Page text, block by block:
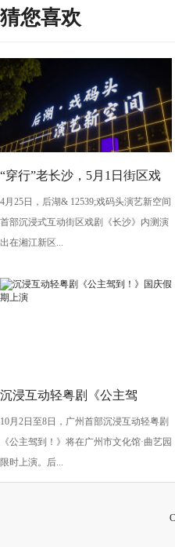
猜您喜欢
“穿行”老长沙，5月1日街区戏
剧《长沙》将亮相“后湖・戏码
头”
4月25日，后湖& 12539;戏码头演艺新空间
首部沉浸式互动街区戏剧《长沙》内测演
出在湘江新区...
沉浸互动轻粤剧《公主驾
到！》国庆假期上演
10月2日至8日，广州首部沉浸互动轻粤剧
《公主驾到！》将在广州市文化馆·曲艺园
限时上演。后...